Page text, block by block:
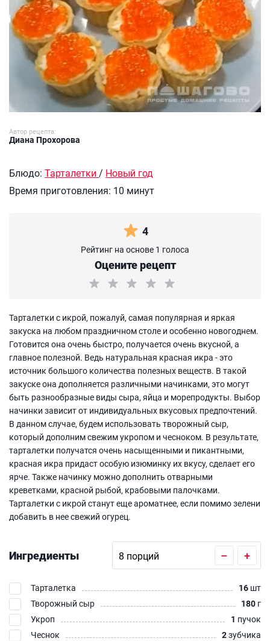
Автор рецепта:
Диана Прохорова
Блюдо: Тарталетки / Новый год
Время приготовления: 10 минут
4
Рейтинг на основе 1 голоса
Оцените рецепт
Тарталетки с икрой, пожалуй, самая популярная и яркая
закуска на любом праздничном столе и особенно новогоднем.
Готовится она очень быстро, получается очень вкусной, а
главное полезной. Ведь натуральная красная икра - это
источник большого количества полезных веществ. В такой
закуске она дополняется различными начинками, это могут
быть разнообразные виды сыра, яйца и морепродукты. Выбор
начинки зависит от индивидуальных вкусовых предпочтений.
В данном случае, будем использовать творожный сыр,
который дополним свежим укропом и чесноком. В результате,
тарталетки получатся очень насыщенными и пикантными,
красная икра придаст особую изюминку их вкусу, сделает его
ярче. Также начинку можно дополнить отварными
креветками, красной рыбой, крабовыми палочками.
Тарталетки с икрой станут еще ароматнее, если помимо зелени
добавить в нее свежий огурец.
Ингредиенты – +
Тарталетка 16 шт
Творожный сыр
180 г
Укроп
1 пучок
Чеснок
2зубчика